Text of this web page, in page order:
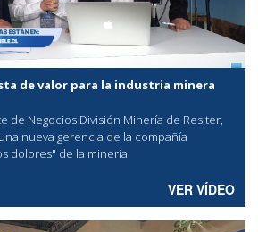
de valor para la industria minera
de Negocios División Minería de Resiter,
nueva gerencia de la compañía
dolores" de la minería.
VER VÍDEO